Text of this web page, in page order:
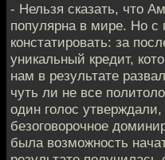
- Нельзя сказать, что
популярна в мире. Но с
констатировать: за
уникальный кредит,
нам в результате
чуть ли не все
один голос утверждали,
безоговорочное
была возможность